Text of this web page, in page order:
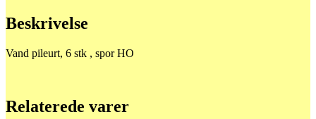
Beskrivelse
Vand pileurt, 6 stk , spor HO
Relaterede varer